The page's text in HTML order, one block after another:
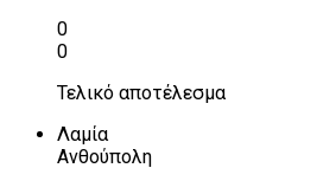
0
0
Τελικό αποτέλεσμα
Λαμία
Ανθούπολη